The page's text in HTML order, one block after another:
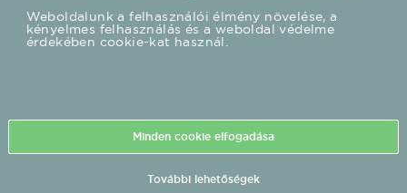
2023. április 29-én,
szombaton a Fonogram-
nap keretében derül ki, kik
Díjat. Megvannak a jelöltek!
Weboldalunk a felhasználói élmény növelése, a
kényelmes felhasználás és a weboldal védelme
érdekében cookie-kat használ.
Minden cookie elfogadása
További lehetőségek